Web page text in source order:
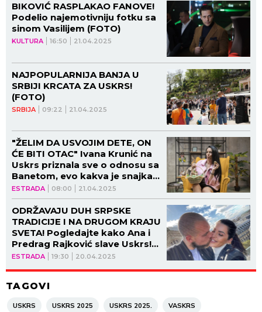
KULTURA 16:50 21.04.2025
BIKOVIĆ RASPLAKAO FANOVE!
Podelio najemotivniju fotku sa
sinom Vasilijem (FOTO)
SRBIJA 09:22 21.04.2025
NAJPOPULARNIJA BANJA U
SRBIJI KRCATA ZA USKRS!
(FOTO)
ESTRADA 08:00 21.04.2025
"ŽELIM DA USVOJIM DETE, ON
ĆE BITI OTAC" Ivana Krunić na
Uskrs priznala sve o odnosu sa
Banetom, evo kakva je snajka!
(VIDEO)
ESTRADA 19:30 20.04.2025
ODRŽAVAJU DUH SRPSKE
TRADICIJE I NA DRUGOM KRAJU
SVETA! Pogledajte kako Ana i
Predrag Rajković slave Uskrs!
(VIDEO)
TAGOVI
USKRS USKRS 2025 USKRS 2025. VASKRS